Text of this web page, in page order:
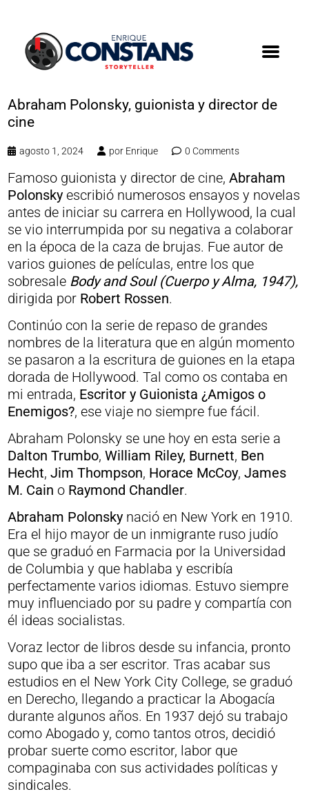
Abraham Polonsky, guionista y director de
cine
agosto 1, 2024 por Enrique 0 Comments
Famoso guionista y director de cine, Abraham
Polonskyescribió numerosos ensayos y novelas
antes de iniciar su carrera en Hollywood, la cual
se vio interrumpida por su negativa a colaborar
en la época de la caza de brujas. Fue autor de
varios guiones de películas, entre los que
sobresale Body and Soul (Cuerpo y Alma, 1947),
dirigida por Robert Rossen.
Continúo con la serie de repaso de grandes
nombres de la literatura que en algún momento
se pasaron a la escritura de guiones en la etapa
dorada de Hollywood. Tal como os contaba en
mi entrada, Escritor y Guionista ¿Amigos o
Enemigos?, ese viaje no siempre fue fácil.
Abraham Polonsky se une hoy en esta serie a
Dalton Trumbo, William Riley, Burnett, Ben
Hecht, Jim Thompson, Horace McCoy, James
M. Cain o Raymond Chandler.
Abraham Polonskynació en New York en 1910.
Era el hijo mayor de un inmigrante ruso judío
que se graduó en Farmacia por la Universidad
de Columbia y que hablaba y escribía
perfectamente varios idiomas. Estuvo siempre
muy influenciado por su padre y compartía con
él ideas socialistas.
Voraz lector de libros desde su infancia, pronto
supo que iba a ser escritor. Tras acabar sus
estudios en el New York City College, se graduó
en Derecho, llegando a practicar la Abogacía
durante algunos años. En 1937 dejó su trabajo
como Abogado y, como tantos otros, decidió
probar suerte como escritor, labor que
compaginaba con sus actividades políticas y
sindicales.